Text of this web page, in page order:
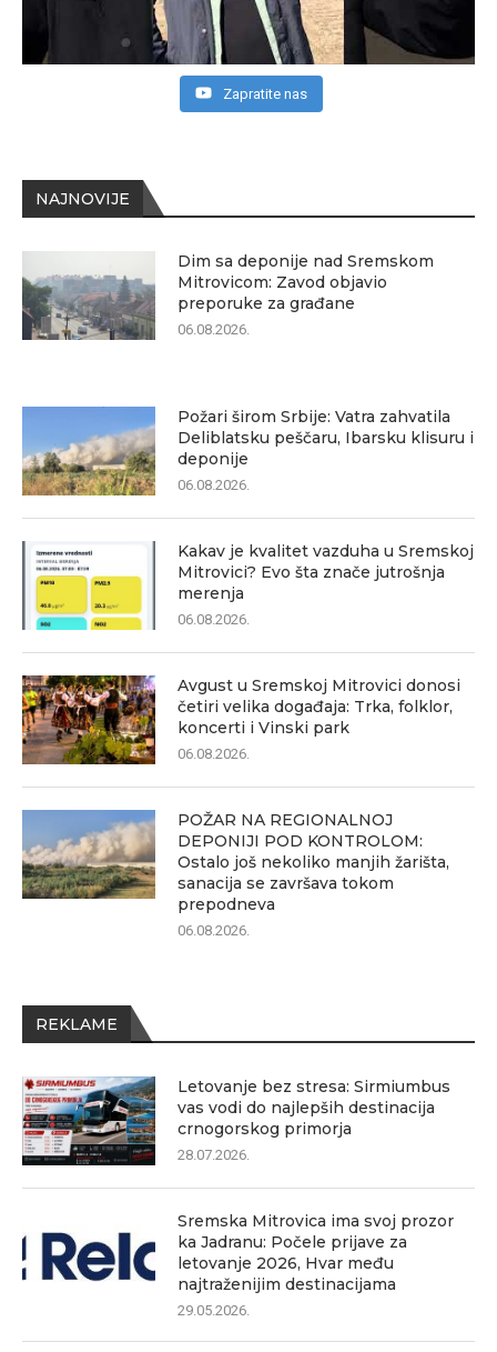
NAJNOVIJE
Dim sa deponije nad Sremskom
Mitrovicom: Zavod objavio
preporuke za građane
06.08.2026.
Požari širom Srbije: Vatra zahvatila
Deliblatsku peščaru, Ibarsku klisuru i
deponije
06.08.2026.
Kakav je kvalitet vazduha u Sremskoj
Mitrovici? Evo šta znače jutrošnja
merenja
06.08.2026.
Avgust u Sremskoj Mitrovici donosi
četiri velika događaja: Trka, folklor,
koncerti i Vinski park
06.08.2026.
POŽAR NA REGIONALNOJ
DEPONIJI POD KONTROLOM:
Ostalo još nekoliko manjih žarišta,
sanacija se završava tokom
prepodneva
06.08.2026.
REKLAME
Letovanje bez stresa: Sirmiumbus
vas vodi do najlepših destinacija
crnogorskog primorja
28.07.2026.
Sremska Mitrovica ima svoj prozor
ka Jadranu: Počele prijave za
letovanje 2026, Hvar među
najtraženijim destinacijama
29.05.2026.
Zapratite nas